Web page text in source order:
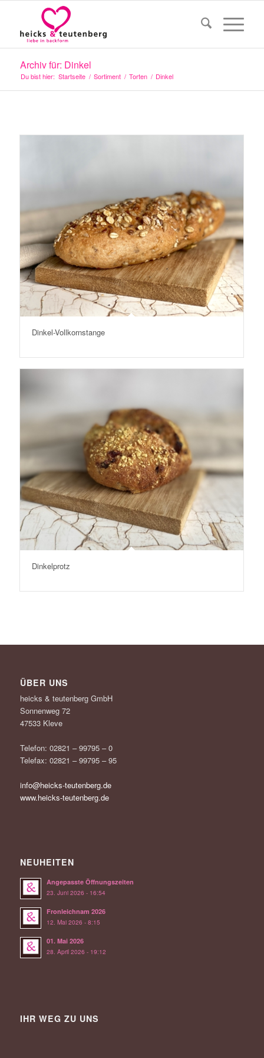
Archiv für: Dinkel
Du bist hier: Startseite / Sortiment / Torten / Dinkel
Dinkel-Vollkornstange
Dinkelprotz
ÜBER UNS
heicks & teutenberg GmbH
Sonnenweg 72
47533 Kleve
Telefon: 02821 – 99795 – 0
Telefax: 02821 – 99795 – 95
info@heicks-teutenberg.de
www.heicks-teutenberg.de
NEUHEITEN
Angepasste Öffnungszeiten
23. Juni 2026 - 16:54
Fronleichnam 2026
12. Mai 2026 - 8:15
01. Mai 2026
28. April 2026 - 19:12
IHR WEG ZU UNS